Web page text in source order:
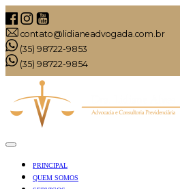
contato@lidianeadvogada.com.br
(35) 98722-9853
(35) 98722-9854
PRINCIPAL
QUEM SOMOS